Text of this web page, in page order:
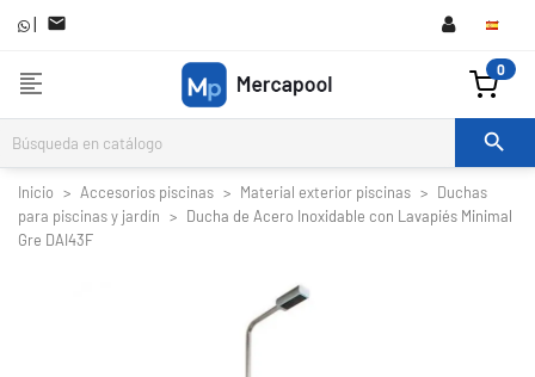
| 
format_align_left 0

Inicio Accesorios piscinas Material exterior piscinas
Duchas
para piscinas y jardín
Ducha de Acero Inoxidable con Lavapiés Minimal
Gre DAI43F